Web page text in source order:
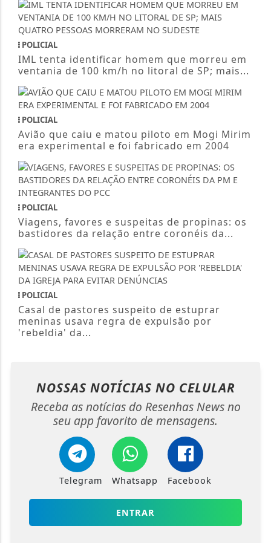
POLICIAL
IML tenta identificar homem que morreu em
ventania de 100 km/h no litoral de SP; mais...
POLICIAL
Avião que caiu e matou piloto em Mogi Mirim
era experimental e foi fabricado em 2004
POLICIAL
Viagens, favores e suspeitas de propinas: os
bastidores da relação entre coronéis da...
POLICIAL
Casal de pastores suspeito de estuprar
meninas usava regra de expulsão por
'rebeldia' da...
NOSSAS NOTÍCIAS NO CELULAR
Receba as notícias do Resenhas News no
seu app favorito de mensagens.
Telegram Whatsapp Facebook
ENTRAR